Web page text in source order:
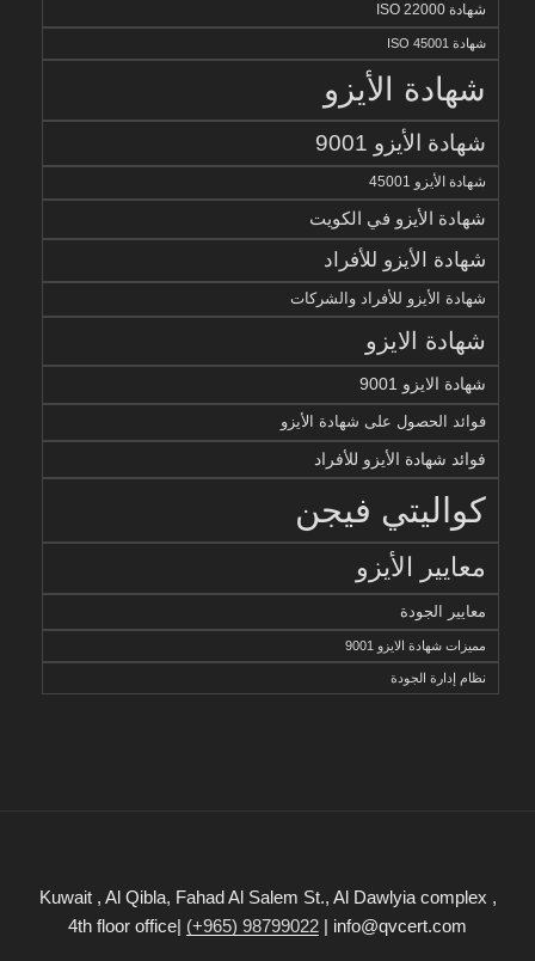
شهادة ISO 22000
شهادة ISO 45001
شهادة الأيزو
شهادة الأيزو 9001
شهادة الأيزو 45001
شهادة الأيزو في الكويت
شهادة الأيزو للأفراد
شهادة الأيزو للأفراد والشركات
شهادة الايزو
شهادة الايزو 9001
فوائد الحصول على شهادة الأيزو
فوائد شهادة الأيزو للأفراد
كواليتي فيجن
معايير الأيزو
معايير الجودة
مميزات شهادة الايزو 9001
نظام إدارة الجودة
Kuwait , Al Qibla, Fahad Al Salem St., Al Dawlyia complex ,
4th floor office| (+965) 98799022 | info@qvcert.com